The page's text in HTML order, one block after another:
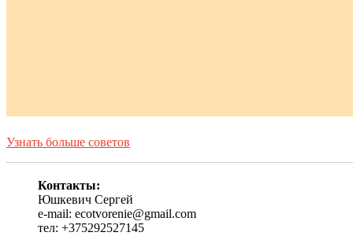
Узнать больше советов
Контакты:
Юшкевич Сергей
e-mail: ecotvorenie@gmail.com
тел: +375292527145